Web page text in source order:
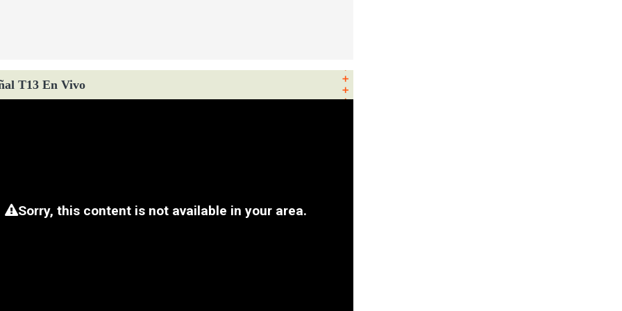
T13 En Vivo